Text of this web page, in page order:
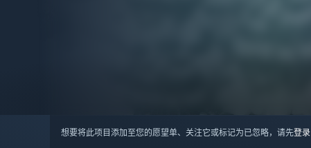
想要将此项目添加至您的愿望单、关注它或标记为已忽略，请先登录